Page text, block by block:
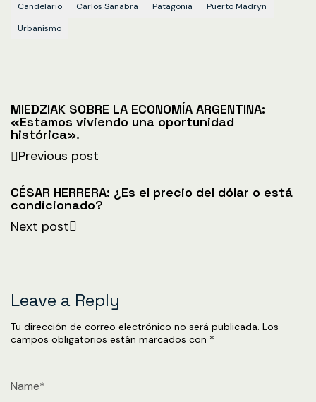
Candelario Carlos Sanabra Patagonia
Puerto Madryn
Urbanismo
MIEDZIAK SOBRE LA ECONOMÍA ARGENTINA:
«Estamos viviendo una oportunidad
histórica».
Previous post
CÉSAR HERRERA: ¿Es el precio del dólar o está
condicionado?
Next post
Leave a Reply
Tu dirección de correo electrónico no será publicada. Los
campos obligatorios están marcados con *
Name*